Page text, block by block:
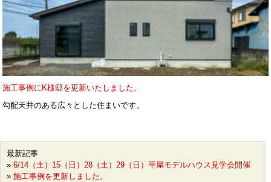
施工事例にK様邸を更新いたしました。
勾配天井のある広々とした住まいです。
最新記事
» 6/14（土）15（日）28（土）29（日）平屋モデルハウス見学会開催
» 施工事例を更新しました。